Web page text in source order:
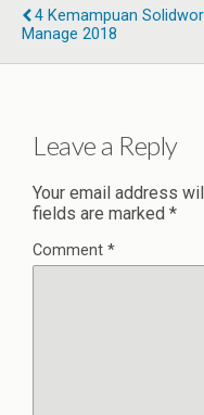
4 Kemampuan
Manage 2018
Leave a Reply
Your email address
fields are marked *
Comment *